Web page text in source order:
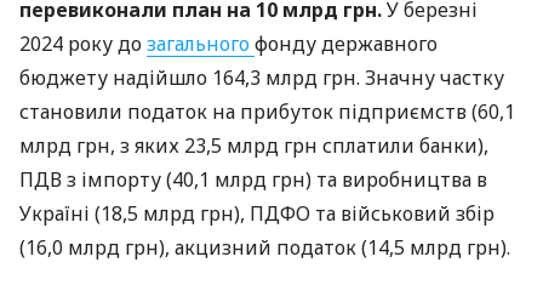
перевиконали план на 10 млрд грн.У березні
2024 року дозагальногофонду державного
бюджету надійшло 164,3 млрд грн. Значну частку
становили податок на прибуток підприємств (60,1
млрд грн, з яких 23,5 млрд грн сплатили банки),
ПДВ з імпорту (40,1 млрд грн) та виробництва в
Україні (18,5 млрд грн), ПДФО та військовий збір
(16,0 млрд грн), акцизний податок (14,5 млрд грн).